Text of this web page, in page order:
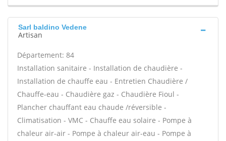
Sarl baldino Vedene
Artisan
Département: 84
Installation sanitaire - Installation de chaudière -
Installation de chauffe eau - Entretien Chaudière /
Chauffe-eau - Chaudière gaz - Chaudière Fioul -
Plancher chauffant eau chaude /réversible -
Climatisation - VMC - Chauffe eau solaire - Pompe à
chaleur air-air - Pompe à chaleur air-eau - Pompe à